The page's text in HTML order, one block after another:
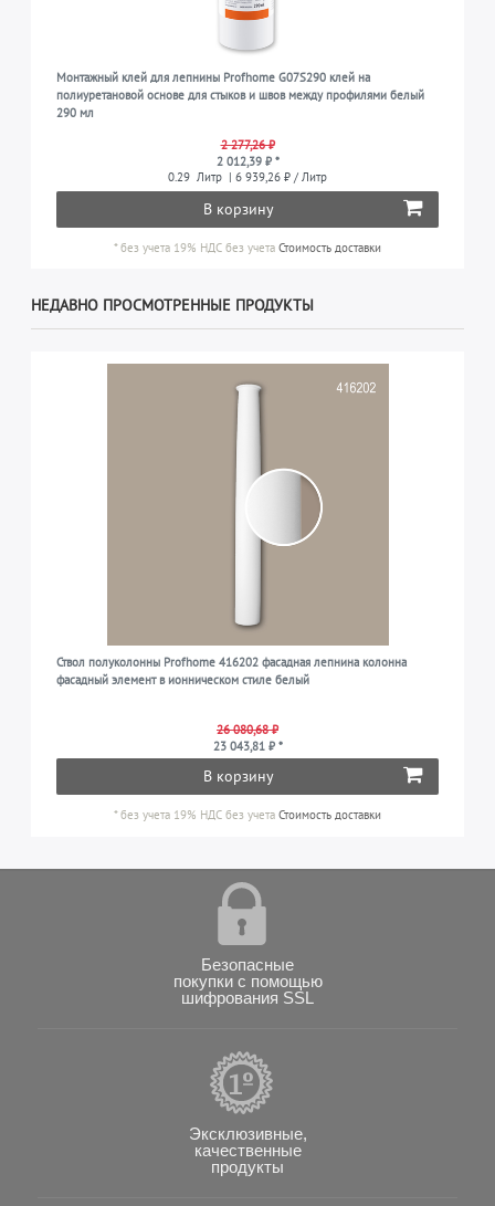
Монтажный клей для лепнины Profhome G07S290 клей на
полиуретановой основе для стыков и швов между профилями белый
290 мл
2 277,26 ₽
2 012,39 ₽ *
0.29 Литр | 6 939,26 ₽ / Литр
В корзину
*без учета 19% НДС без учета Стоимость доставки
НЕДАВНО ПРОСМОТРЕННЫЕ ПРОДУКТЫ
Ствол полуколонны Profhome 416202 фасадная лепнина колонна
фасадный элемент в ионническом стиле белый
26 080,68 ₽
23 043,81 ₽ *
В корзину
*без учета 19% НДС без учета Стоимость доставки
Безопасные
покупки с помощью
шифрования SSL
Эксклюзивные,
качественные
продукты